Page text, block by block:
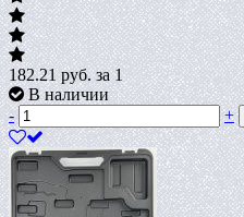
182.21руб.за 1
В наличии
-
+